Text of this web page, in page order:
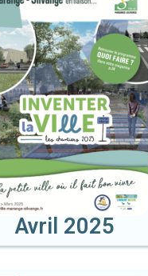
Avril 2025